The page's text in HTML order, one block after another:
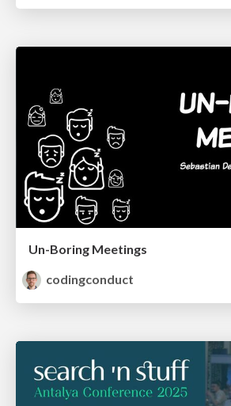
Un-Boring Meetings
codingconduct